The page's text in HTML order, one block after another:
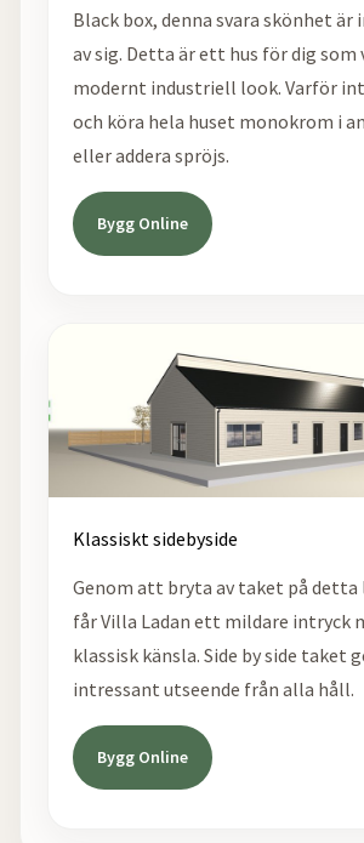
Black box, denna svara skönhet är
av sig. Detta är ett hus för dig
modernt industriell look. Varför
och köra hela huset monokrom i
eller addera spröjs.
Bygg Online
Klassiskt sidebyside
Genom att bryta av taket på
får Villa Ladan ett mildare intryck
klassisk känsla. Side by side taket
intressant utseende från alla håll.
Bygg Online